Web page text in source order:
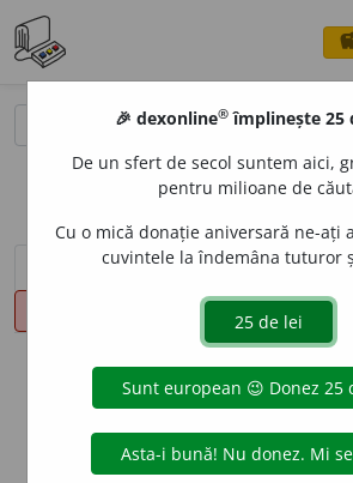
sinteza definițiilor (2) definiții (15)
info
Aceste definiții sunt
echipa dexonline.
originale se află pe fila
Puteți reordona filele pe
🎉 dexonline® împlinește 25
De un sfert de secol suntem aici,
pentru milioane de
Cu o mică donație aniversară ne-ați
cuvintele la îndemâna tuturor